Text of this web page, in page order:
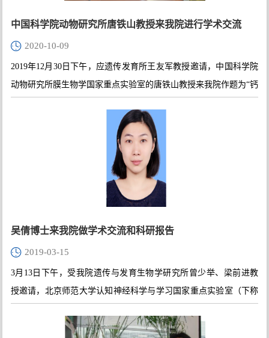
中国科学院动物研究所唐铁山教授来我院进行学术交流
2020-10-09
2019年12月30日下午，应遗传发育所王友军教授邀请，中国科学院
动物研究所膜生物学国家重点实验室的唐铁山教授来我院作题为“钙
吴倩博士来我院做学术交流和科研报告
2019-03-15
3月13日下午，受我院遗传与发育生物学研究所曾少举、梁前进教
授邀请，北京师范大学认知神经科学与学习国家重点实验室（下称